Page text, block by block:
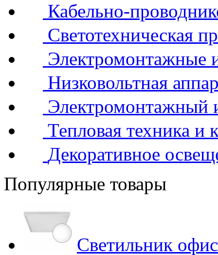
Кабельно-
Светотехническая
Электромонтажные
Низковольтная
Электромонтажный
Тепловая техника и
Декоративное
Популярные товары
Светильник